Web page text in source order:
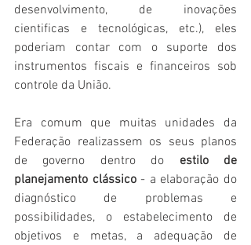
desenvolvimento, de inovações
cientificas e tecnológicas, etc.), eles
poderiam contar com o suporte dos
instrumentos fiscais e financeiros sob
controle da União.
Era comum que muitas unidades da
Federação realizassem os seus planos
de governo dentro do estilo de
planejamento clássico - a elaboração do
diagnóstico de problemas e
possibilidades, o estabelecimento de
objetivos e metas, a adequação de